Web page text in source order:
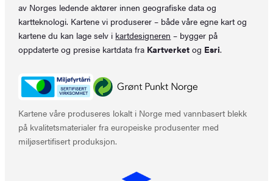
av Norges ledende aktører innen geografiske data og
kartteknologi. Kartene vi produserer – både våre egne kart og
kartene du kan lage selv i kartdesigneren – bygger på
oppdaterte og presise kartdata fra Kartverket og Esri.
Kartene våre produseres lokalt i Norge med vannbasert blekk
på kvalitetsmaterialer fra europeiske produsenter med
miljøsertifisert produksjon.